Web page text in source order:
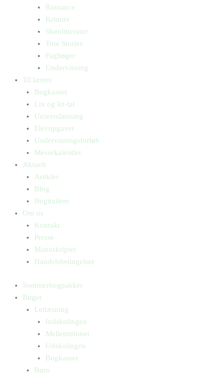
Romance
Krimier
Skønlitteratur
True Stories
Fagbøger
Undervisning
Til lærere
Bogkasser
Lix og let-tal
Universlæsning
Elevopgaver
Undervisningsforløb
Messekalender
Aktuelt
Artikler
Blog
Bogtrailere
Om os
Kontakt
Presse
Manuskripter
Handelsbetingelser
Sommerbogpakker
Bøger
Letlæsning
Indskolingen
Mellemtrinnet
Udskolingen
Bogkasser
Børn